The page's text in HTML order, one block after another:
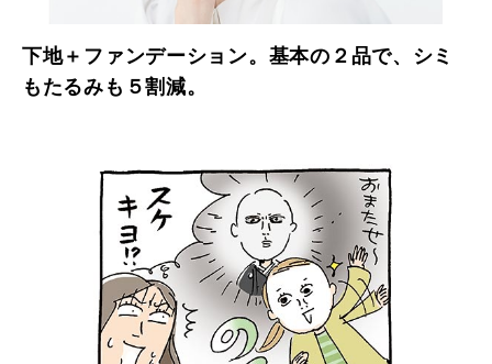
下地＋ファンデーション。基本の２品で、シミ
もたるみも５割減。